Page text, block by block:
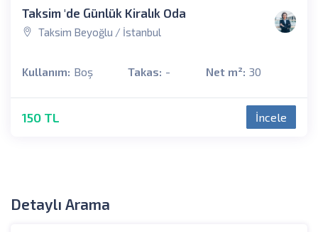
Taksim 'de Günlük Kiralık Oda
Taksim Beyoğlu / İstanbul
Kullanım: Boş Takas: - Net m²: 30
150 TL İncele
Detaylı Arama